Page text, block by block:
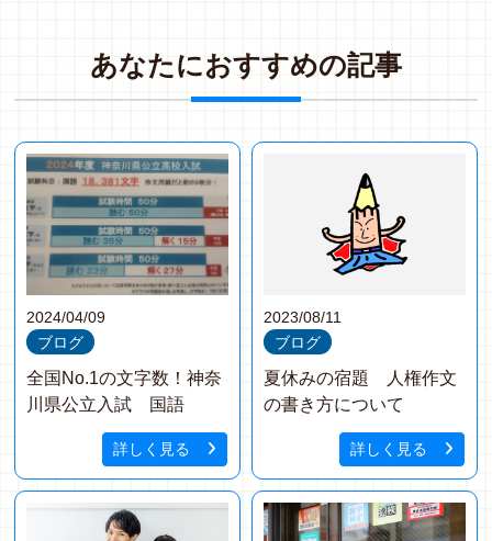
あなたにおすすめの記事
2024/04/09
ブログ
全国No.1の文字数！神奈
川県公立入試 国語
詳しく見る
2023/08/11
ブログ
夏休みの宿題 人権作文
の書き方について
詳しく見る